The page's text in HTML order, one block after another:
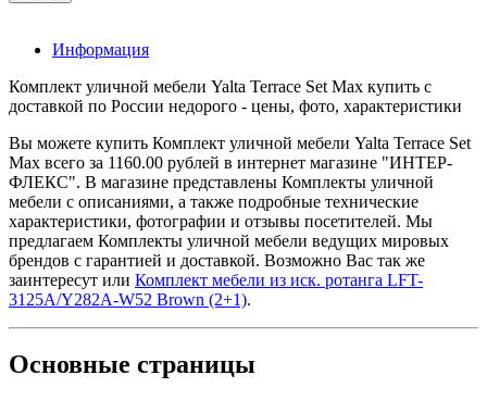
Информация
Комплект уличной мебели Yalta Terrace Set Max купить с
доставкой по России недорого - цены, фото, характеристики
Вы можете купить Комплект уличной мебели Yalta Terrace Set
Max всего за 1160.00 рублей в интернет магазине "ИНТЕР-
ФЛЕКС". В магазине представлены Комплекты уличной
мебели с описаниями, а также подробные технические
характеристики, фотографии и отзывы посетителей. Мы
предлагаем Комплекты уличной мебели ведущих мировых
брендов с гарантией и доставкой. Возможно Вас так же
заинтересут или Комплект мебели из иск. ротанга LFT-
3125A/Y282A-W52 Brown (2+1).
Основные страницы